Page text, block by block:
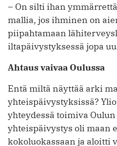
– On silti ihan
mallia, jos ihminen on
piipahtamaan
iltapäivystyksessä jopa
Ahtaus vaivaa Oulussa
Entä miltä näyttää arki
yhteispäivystyksissä?
yhteydessä toimiva
yhteispäivystys oli maan
kokoluokassaan ja aloitti